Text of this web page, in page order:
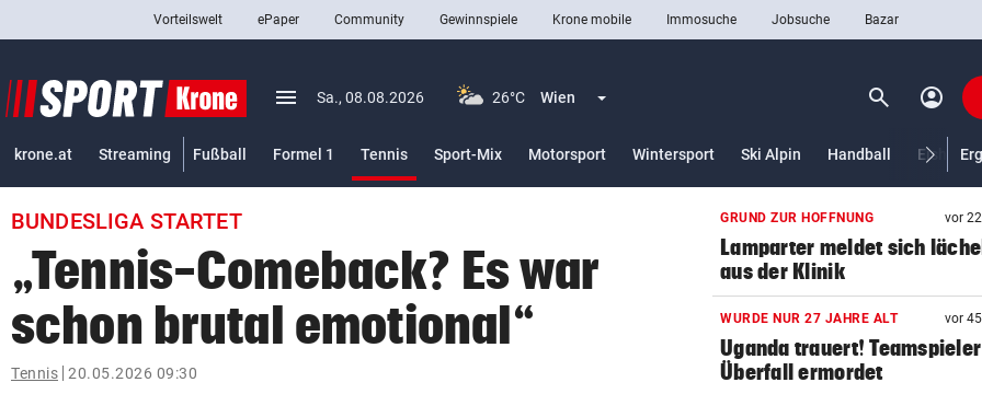
closeSchließen
Abonnieren
arrow_right
pin_drop
bookmark
search
Suchbegriff
Vorteilswelt ePaper Community Gewinnspiele Krone mobile Immosuche Jobsuche Bazar
menu Menü aufklappen
Sa., 08.08.2026 26°C Wien Menü aufklappen search Suchen
account_circle
krone.at Streaming Fußball Formel 1 Tennis
Sport-Mix
Motorsport Wintersport Ski Alpin Handball
BUNDESLIGA STARTET
„Tennis-Comeback? Es war
schon brutal emotional“
Tennis 20.05.2026 09:30
GRUND ZUR HOFFNUNG vor
Lamparter meldet sich
aus der Klinik
WURDE NUR 27 JAHRE ALT vor
Uganda trauert!
Überfall ermordet